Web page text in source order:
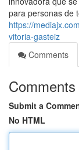
para personas de
https://
vitoria-gasteiz
Comments
Comments
Submit a
No HTML